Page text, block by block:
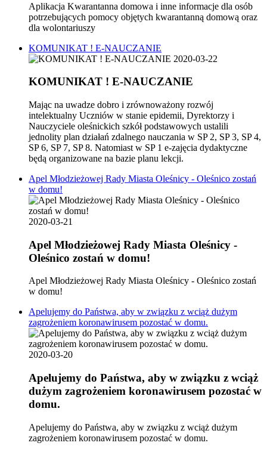
Aplikacja Kwarantanna domowa i inne informacje dla osób
potrzebujących pomocy objętych kwarantanną domową oraz
dla wolontariuszy
KOMUNIKAT ! E-NAUCZANIE
2020-03-22
KOMUNIKAT ! E-NAUCZANIE
Mając na uwadze dobro i zrównoważony rozwój
intelektualny Uczniów w stanie epidemii, Dyrektorzy i
Nauczyciele oleśnickich szkół podstawowych ustalili
jednolity plan działań zdalnego nauczania w SP 2, SP 3, SP 4,
SP 6, SP 7, SP 8. Natomiast w SP 1 e-zajęcia dydaktyczne
będą organizowane na bazie planu lekcji.
Apel Młodzieżowej Rady Miasta Oleśnicy - Oleśnico zostań
w domu!
2020-03-21
Apel Młodzieżowej Rady Miasta Oleśnicy -
Oleśnico zostań w domu!
Apel Młodzieżowej Rady Miasta Oleśnicy - Oleśnico zostań
w domu!
Apelujemy do Państwa, aby w związku z wciąż dużym
zagrożeniem koronawirusem pozostać w domu.
2020-03-20
Apelujemy do Państwa, aby w związku z wciąż
dużym zagrożeniem koronawirusem pozostać w
domu.
Apelujemy do Państwa, aby w związku z wciąż dużym
zagrożeniem koronawirusem pozostać w domu.